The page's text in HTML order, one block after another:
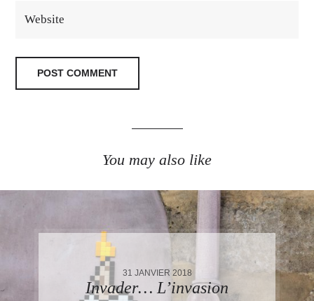
You may also like
31 JANVIER 2018
Invader… L’invasion